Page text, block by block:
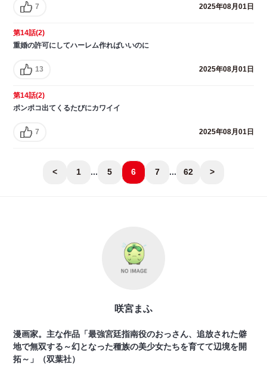
7 2025年08月01日
第14話(2)
重婚の許可にしてハーレム作ればいいのに
13 2025年08月01日
第14話(2)
ポンポコ出てくるたびにカワイイ
7 2025年08月01日
< 1 ... 5 6 7 ... 62 >
咲宮まふ
漫画家。主な作品「最強宮廷指南役のおっさん、追放された僻
地で無双する～幻となった種族の美少女たちを育てて辺境を開
拓～」（双葉社）